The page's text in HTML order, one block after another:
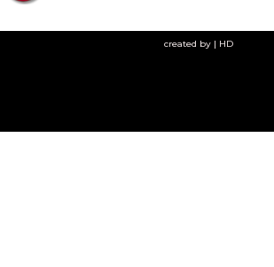
created by | HD